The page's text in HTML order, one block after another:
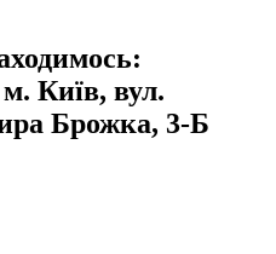
Київ, вул.
Брожка, 3-Б